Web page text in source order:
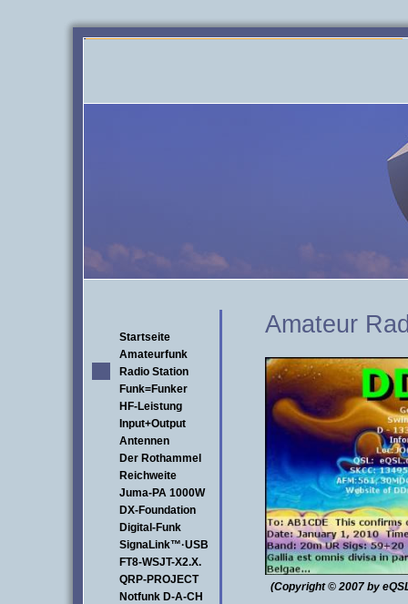
Startseite
Amateurfunk
Radio Station
Funk=Funker
HF-Leistung
Input+Output
Antennen
Der Rothammel
Reichweite
Juma-PA 1000W
DX-Foundation
Digital-Funk
SignaLink™·USB
FT8-WSJT-X2.X.
QRP-PROJECT
Notfunk D-A-CH
Amateur
(Copyright © 2007 by